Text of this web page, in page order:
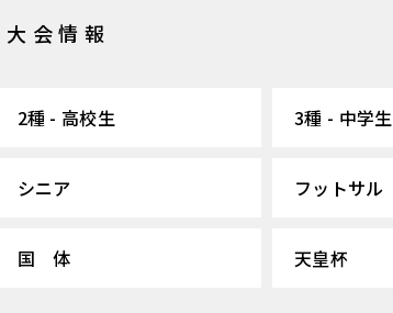
大会情報
2種 - 高校生 3種 - 中学生
シニア フットサル
国 体 天皇杯